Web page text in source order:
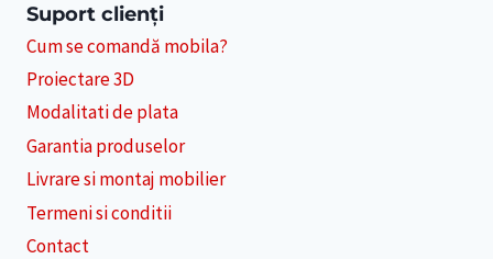
Suport clienți
Cum se comandă mobila?
Proiectare 3D
Modalitati de plata
Garantia produselor
Livrare si montaj mobilier
Termeni si conditii
Contact